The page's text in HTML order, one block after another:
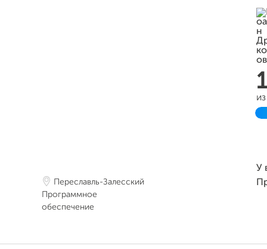
Переславль-Залесский
Программное
обеспечение
У